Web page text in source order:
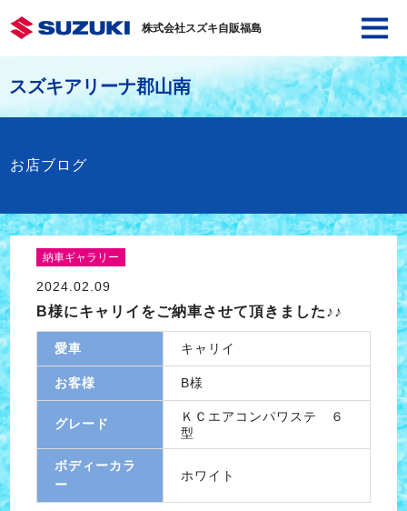
株式会社スズキ自販福島
スズキアリーナ郡山南
お店ブログ
納車ギャラリー
2024.02.09
B様にキャリイをご納車させて頂きました♪♪
愛車 キャリイ
お客様 B様
グレード
ＫＣエアコンパワステ ６
型
ボディーカラ
ー
ホワイト